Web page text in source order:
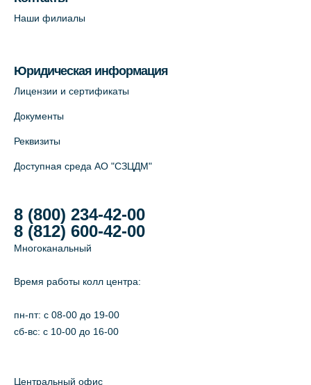
+7 (812) 565-11-12
Лабораторный терминал на Большом
+7 (812) 565-11-12
На карте
Наши филиалы
Юридическая информация
Лицензии и сертификаты
Документы
Реквизиты
Доступная среда АО "СЗЦДМ"
8 (800) 234-42-00
8 (812) 600-42-00
Многоканальный
Время работы колл центра:
пн-пт: c 08-00 до 19-00
сб-вс: с 10-00 до 16-00
Центральный офис